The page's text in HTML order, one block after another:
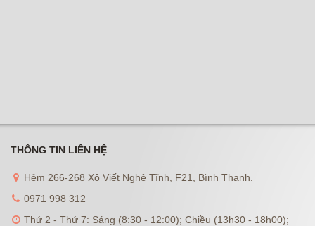
THÔNG TIN LIÊN HỆ
Hẻm 266-268 Xô Viết Nghệ Tĩnh, F21, Bình Thạnh.
0971 998 312
Thứ 2 - Thứ 7: Sáng (8:30 - 12:00); Chiều (13h30 - 18h00);